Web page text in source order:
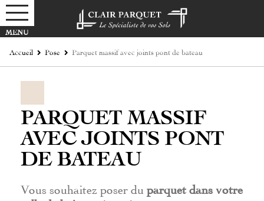
Accueil Pose Parquet massif avec joints pont de bateau
PARQUET MASSIF
AVEC JOINTS PONT
DE BATEAU
Vous souhaitez poser du parquet dans votre